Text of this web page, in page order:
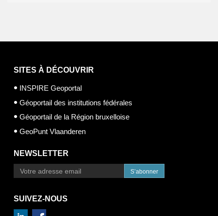
SITES À DÉCOUVRIR
INSPIRE Geoportal
Géoportail des institutions fédérales
Géoportail de la Région bruxelloise
GeoPunt Vlaanderen
NEWSLETTER
S’abonner
SUIVEZ-NOUS